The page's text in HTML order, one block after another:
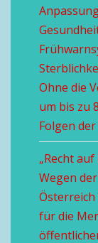
Ohne die
um bis zu
Folgen
„Recht
Wegen
für die